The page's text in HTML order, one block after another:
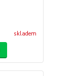
skladem